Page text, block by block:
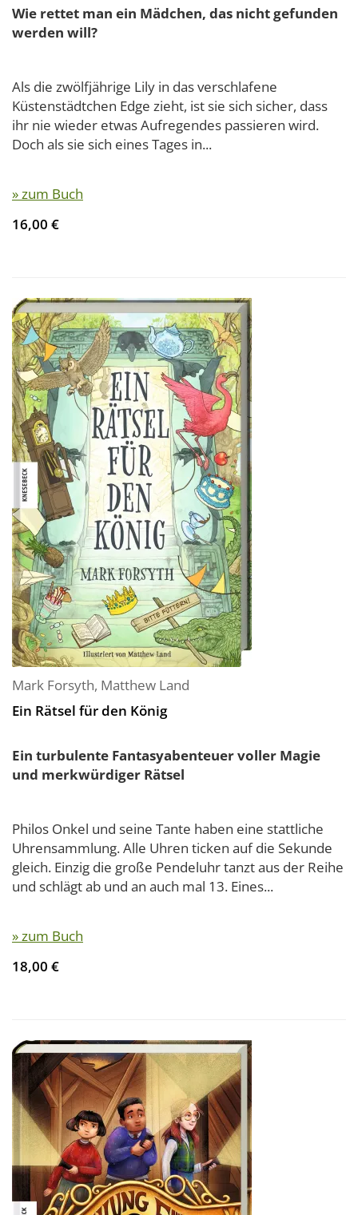
Wie rettet man ein Mädchen, das nicht gefunden
werden will?
Als die zwölfjährige Lily in das verschlafene
Küstenstädtchen Edge zieht, ist sie sich sicher, dass
ihr nie wieder etwas Aufregendes passieren wird.
Doch als sie sich eines Tages in...
» zum Buch
16,00 €
Mark Forsyth, Matthew Land
Ein Rätsel für den König
Ein turbulente Fantasyabenteuer voller Magie
und merkwürdiger Rätsel
Philos Onkel und seine Tante haben eine stattliche
Uhrensammlung. Alle Uhren ticken auf die Sekunde
gleich. Einzig die große Pendeluhr tanzt aus der Reihe
und schlägt ab und an auch mal 13. Eines...
» zum Buch
18,00 €